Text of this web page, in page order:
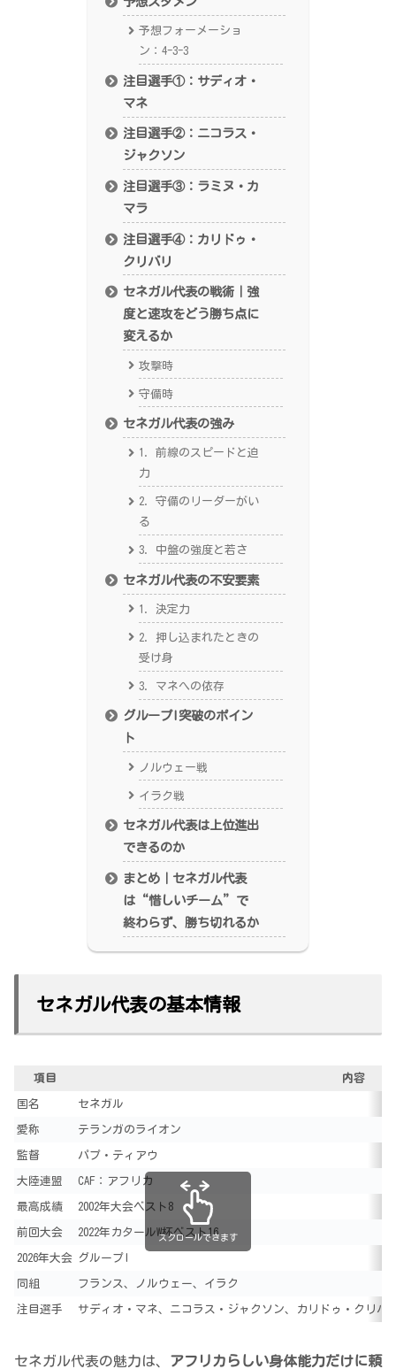
予想フォーメーショ
ン：4-3-3
注目選手①：サディオ・
マネ
注目選手②：ニコラス・
ジャクソン
注目選手③：ラミヌ・カ
マラ
注目選手④：カリドゥ・
クリバリ
セネガル代表の戦術｜強
度と速攻をどう勝ち点に
変えるか
攻撃時
守備時
セネガル代表の強み
1. 前線のスピードと迫
力
2. 守備のリーダーがい
る
3. 中盤の強度と若さ
セネガル代表の不安要素
1. 決定力
2. 押し込まれたときの
受け身
3. マネへの依存
グループI突破のポイン
ト
ノルウェー戦
イラク戦
セネガル代表は上位進出
できるのか
まとめ｜セネガル代表
は“惜しいチーム”で
終わらず、勝ち切れるか
セネガル代表の基本情報
項目 内容
国名 セネガル
愛称 テランガのライオン
監督 パプ・ティアウ
大陸連盟 CAF：アフリカ
最高成績 2002年大会ベスト8
前回大会 2022年カタールW杯ベスト16
2026年大会 グループI
同組 フランス、ノルウェー、イラク
注目選手 サディオ・マネ、ニコラス・ジャクソン、カリドゥ・クリバ
スクロールできます
セネガル代表の魅力は、 アフリカらしい身体能力だけに頼